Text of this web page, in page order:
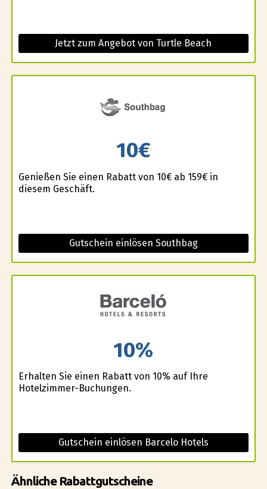
Jetzt zum Angebot von Turtle Beach
10€
Genießen Sie einen Rabatt von 10€ ab 159€ in
diesem Geschäft.
Gutschein einlösen Southbag
10%
Erhalten Sie einen Rabatt von 10% auf Ihre
Hotelzimmer-Buchungen.
Gutschein einlösen Barcelo Hotels
Ähnliche Rabattgutscheine